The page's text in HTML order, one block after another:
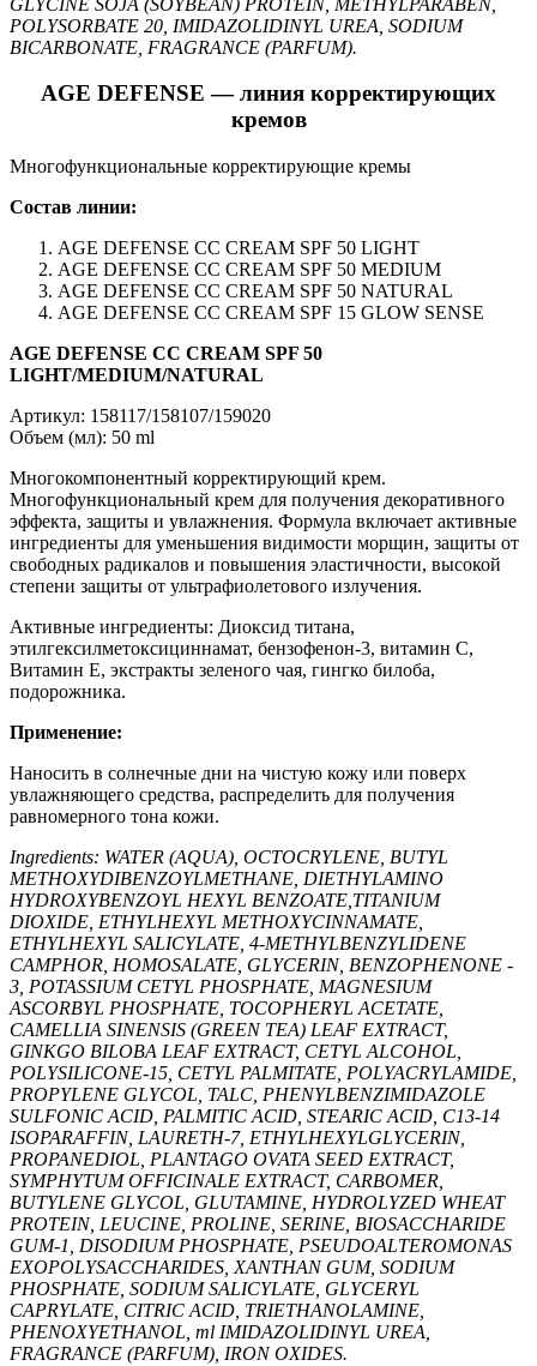
POLYSORBATE 20, IMIDAZOLIDINYL UREA, SODIUM
BICARBONATE, FRAGRANCE (PARFUM).
AGE DEFENSE — линия корректирующих
кремов
Многофункциональные корректирующие кремы
Состав линии:
AGE DEFENSE CC CREAM SPF 50 LIGHT
AGE DEFENSE CC CREAM SPF 50 MEDIUM
AGE DEFENSE CC CREAM SPF 50 NATURAL
AGE DEFENSE CC CREAM SPF 15 GLOW SENSE
AGE DEFENSE CC CREAM SPF 50
LIGHT/MEDIUM/NATURAL
Артикул: 158117/158107/159020
Объем (мл): 50 ml
Многокомпонентный корректирующий крем.
Многофункциональный крем для получения декоративного
эффекта, защиты и увлажнения. Формула включает активные
ингредиенты для уменьшения видимости морщин, защиты от
свободных радикалов и повышения эластичности, высокой
степени защиты от ультрафиолетового излучения.
Активные ингредиенты: Диоксид титана,
этилгексилметоксициннамат, бензофенон-3, витамин С,
Витамин Е, экстракты зеленого чая, гингко билоба,
подорожника.
Применение:
Наносить в солнечные дни на чистую кожу или поверх
увлажняющего средства, распределить для получения
равномерного тона кожи.
Ingredients: WATER (AQUA), OCTOCRYLENE, BUTYL
METHOXYDIBENZOYLMETHANE, DIETHYLAMINO
HYDROXYBENZOYL HEXYL BENZOATE,TITANIUM
DIOXIDE, ETHYLHEXYL METHOXYCINNAMATE,
ETHYLHEXYL SALICYLATE, 4-METHYLBENZYLIDENE
CAMPHOR, HOMOSALATE, GLYCERIN, BENZOPHENONE -
3, POTASSIUM CETYL PHOSPHATE, MAGNESIUM
ASCORBYL PHOSPHATE, TOCOPHERYL ACETATE,
CAMELLIA SINENSIS (GREEN TEA) LEAF EXTRACT,
GINKGO BILOBA LEAF EXTRACT, CETYL ALCOHOL,
POLYSILICONE-15, CETYL PALMITATE, POLYACRYLAMIDE,
PROPYLENE GLYCOL, TALC, PHENYLBENZIMIDAZOLE
SULFONIC ACID, PALMITIC ACID, STEARIC ACID, C13-14
ISOPARAFFIN, LAURETH-7, ETHYLHEXYLGLYCERIN,
PROPANEDIOL, PLANTAGO OVATA SEED EXTRACT,
SYMPHYTUM OFFICINALE EXTRACT, CARBOMER,
BUTYLENE GLYCOL, GLUTAMINE, HYDROLYZED WHEAT
PROTEIN, LEUCINE, PROLINE, SERINE, BIOSACCHARIDE
GUM-1, DISODIUM PHOSPHATE, PSEUDOALTEROMONAS
EXOPOLYSACCHARIDES, XANTHAN GUM, SODIUM
PHOSPHATE, SODIUM SALICYLATE, GLYCERYL
CAPRYLATE, CITRIC ACID, TRIETHANOLAMINE,
PHENOXYETHANOL, ml IMIDAZOLIDINYL UREA,
FRAGRANCE (PARFUM), IRON OXIDES.